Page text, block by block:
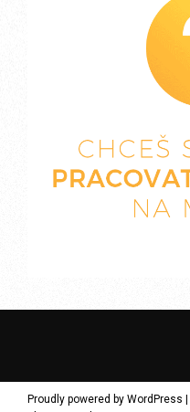
Proudly powered by WordPress